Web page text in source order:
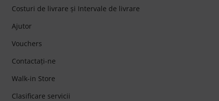
Costuri de livrare şi Intervale de livrare
Ajutor
Vouchers
Contactaţi-ne
Walk-in Store
Clasificare servicii